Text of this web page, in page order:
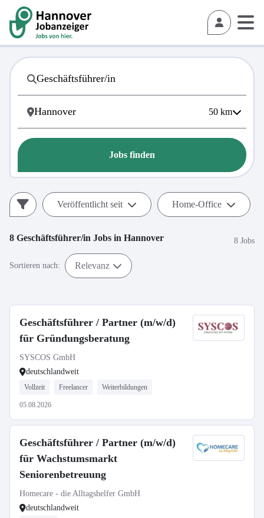
50 km
Jobs finden
Veröffentlicht seit Home-Office
8 Geschäftsführer/in Jobs in Hannover 8 Jobs
Sortieren nach: Relevanz
Geschäftsführer / Partner (m/w/d)
für Gründungsberatung
SYSCOS GmbH
deutschlandweit
Vollzeit Freelancer Weiterbildungen
05.08.2026
Geschäftsführer / Partner (m/w/d)
für Wachstumsmarkt
Seniorenbetreuung
Homecare - die Alltagshelfer GmbH
deutschlandweit